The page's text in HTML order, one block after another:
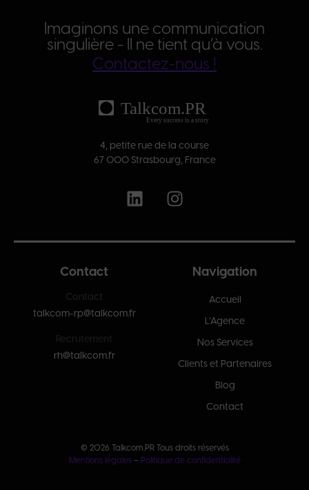
Imaginons une communication
singulière - Il ne tient qu’à vous.
Contactez-nous !
4, petite rue de la course
67 000 Strasbourg, France
Contact
Contact
talkcom-rp@talkcom.fr
Recrutement
rh@talkcom.fr
Navigation
Accueil
L’Agence
Nos Services
Clients et Partenaires
Blog
Contact
© 2026 Talkcom.PR Tous droits réservés
Mentions légales– Politique de confidentialité